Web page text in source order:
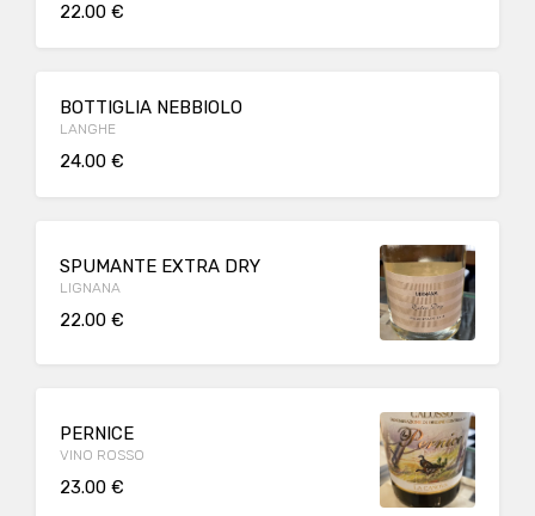
22.00 €
BOTTIGLIA NEBBIOLO
LANGHE
24.00 €
SPUMANTE EXTRA DRY
LIGNANA
22.00 €
PERNICE
VINO ROSSO
23.00 €